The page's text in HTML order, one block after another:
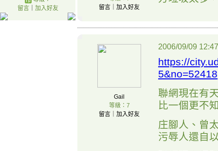
留言｜ 加入好友
留言｜加入好友
Gail
等級：7
留言｜加入好友
2006/09/09
https://
5&no=52418
聯網現在有
比一個更不
庄腳人、曾
污辱人還自